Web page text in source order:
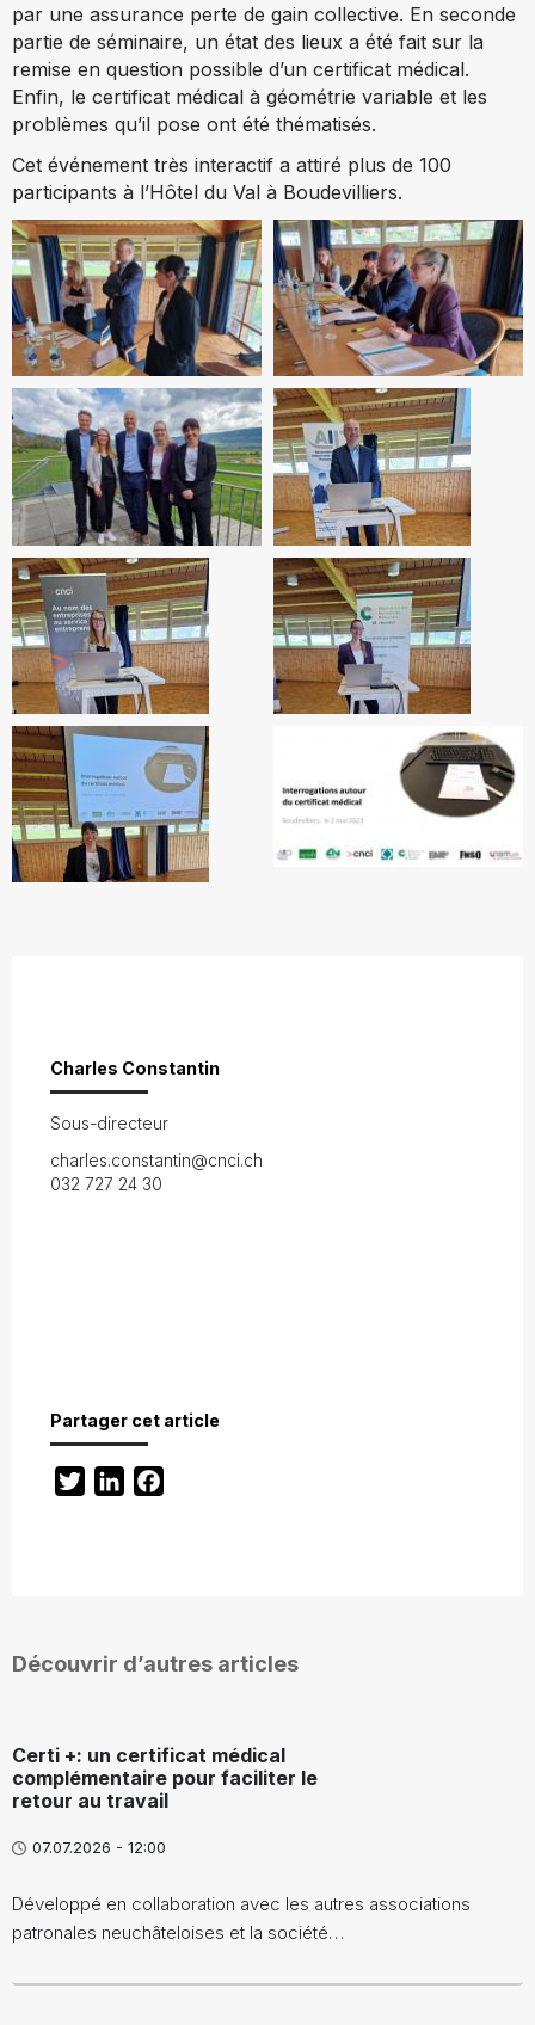
par une assurance perte de gain collective. En seconde
partie de séminaire, un état des lieux a été fait sur la
remise en question possible d’un certificat médical.
Enfin, le certificat médical à géométrie variable et les
problèmes qu’il pose ont été thématisés.
Cet événement très interactif a attiré plus de 100
participants à l’Hôtel du Val à Boudevilliers.
Charles Constantin
Sous-directeur
charles.constantin@cnci.ch
032 727 24 30
Partager cet article
TwitterLinkedIn
Découvrir d’autres articles
Certi +: un certificat médical
complémentaire pour faciliter le
retour au travail
07.07.2026 - 12:00
Développé en collaboration avec les autres associations
patronales neuchâteloises et la société…